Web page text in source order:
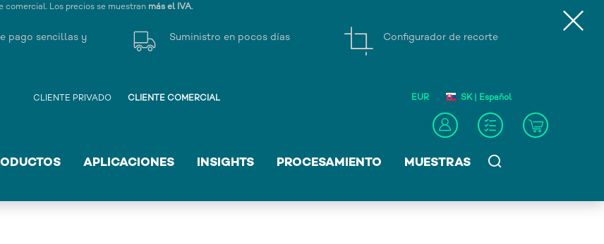
Los precios se muestran más el IVA.
pago sencillas y
Suministro en pocos días Configurador de recorte
CLIENTE PRIVADO CLIENTE COMERCIAL EUR SK | Español
APLICACIONES INSIGHTS PROCESAMIENTO MUESTRAS